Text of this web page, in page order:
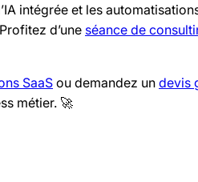
intégrée et les
d’une séance de
SaaSou demandez un devis
métier. 🚀